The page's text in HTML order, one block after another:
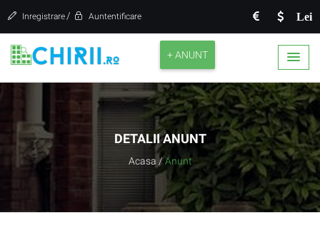
Lei
Inregistrare / Auntentificare
+ ANUNT
DETALII ANUNT
Acasa / Anunt